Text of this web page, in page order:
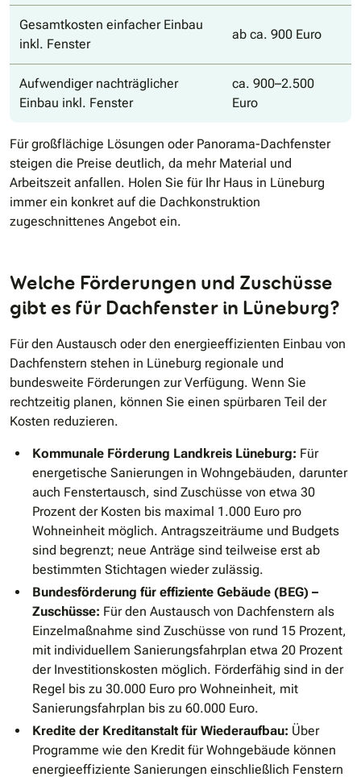
Gesamtkosten einfacher Einbau
inkl. Fenster
ab ca. 900 Euro
Aufwendiger nachträglicher
Einbau inkl. Fenster
ca. 900–2.500
Euro
Für großflächige Lösungen oder Panorama-Dachfenster
steigen die Preise deutlich, da mehr Material und
Arbeitszeit anfallen. Holen Sie für Ihr Haus in Lüneburg
immer ein konkret auf die Dachkonstruktion
zugeschnittenes Angebot ein.
Welche Förderungen und Zuschüsse
gibt es für Dachfenster in Lüneburg?
Für den Austausch oder den energieeffizienten Einbau von
Dachfenstern stehen in Lüneburg regionale und
bundesweite Förderungen zur Verfügung. Wenn Sie
rechtzeitig planen, können Sie einen spürbaren Teil der
Kosten reduzieren.
Kommunale Förderung Landkreis Lüneburg: Für
energetische Sanierungen in Wohngebäuden, darunter
auch Fenstertausch, sind Zuschüsse von etwa 30
Prozent der Kosten bis maximal 1.000 Euro pro
Wohneinheit möglich. Antragszeiträume und Budgets
sind begrenzt; neue Anträge sind teilweise erst ab
bestimmten Stichtagen wieder zulässig.
Bundesförderung für effiziente Gebäude (BEG) –
Zuschüsse: Für den Austausch von Dachfenstern als
Einzelmaßnahme sind Zuschüsse von rund 15 Prozent,
mit individuellem Sanierungsfahrplan etwa 20 Prozent
der Investitionskosten möglich. Förderfähig sind in der
Regel bis zu 30.000 Euro pro Wohneinheit, mit
Sanierungsfahrplan bis zu 60.000 Euro.
Kredite der Kreditanstalt für Wiederaufbau: Über
Programme wie den Kredit für Wohngebäude können
energieeffiziente Sanierungen einschließlich Fenstern